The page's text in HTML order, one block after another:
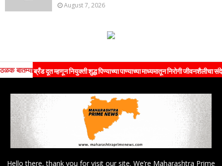
August 7, 2026
ठळक बातम्या
ब्रँड दूत म्हणून नियुक्ती शुद्ध पिण्याच्या पाण्याच्या माध्यमातून निरोगी जीवनशैलीचा संदेश
Hello there, thank you for visit our site. We’re Maharashtra Prime